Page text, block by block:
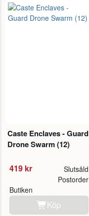
Caste Enclaves - Guard
Drone Swarm (12)
419 kr Slutsåld
Butiken
Postorder
Köp